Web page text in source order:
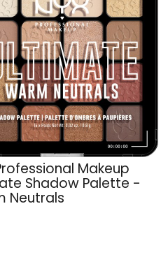
Makeup
Shadow Palette -
Neutrals